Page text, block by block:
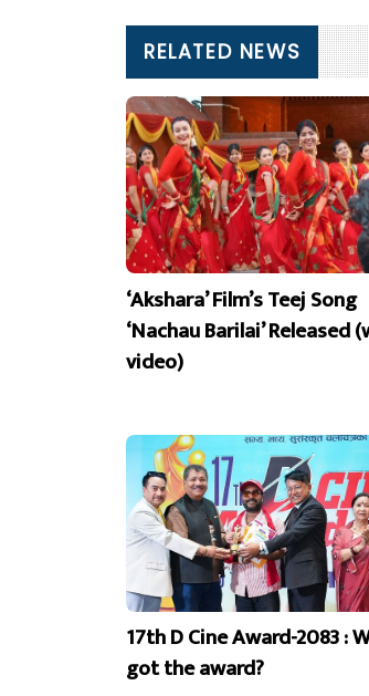
RELATED NEWS
‘Akshara’ Film’s Teej Song
‘Nachau Barilai’ Released
video)
17th D Cine Award-2083 :
got the award?